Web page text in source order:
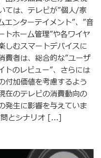
ては、テレビが”個人/家
エンターテイメント”、”音
トホーム管理”や各ワイヤ
しむスマートデバイスに
費者は、総合的な”ユーザ
トのレビュー”、さらには
付加価値を考慮するよう
在のテレビの消費動向の
発生に影響を与えていま
とシナリオ [...]